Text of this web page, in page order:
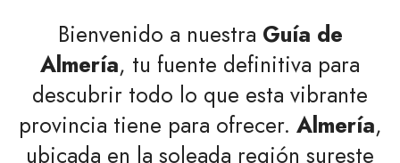
Bienvenido a nuestra Guía de
Almería, tu fuente definitiva para
descubrir todo lo que esta vibrante
provincia tiene para ofrecer. Almería,
ubicada en la soleada región sureste